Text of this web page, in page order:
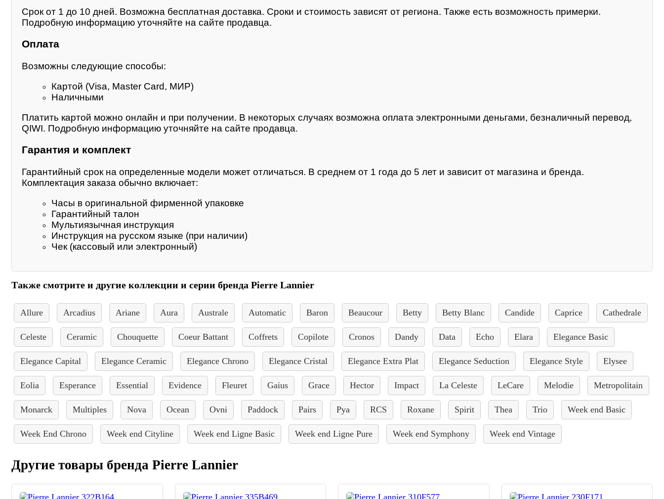
Срок от 1 до 10 дней. Возможна бесплатная доставка. Сроки и стоимость зависят от региона. Также есть возможность примерки.
Подробную информацию уточняйте на сайте продавца.
Оплата
Возможны следующие способы:
Картой (Visa, Master Card, МИР)
Наличными
Платить картой можно онлайн и при получении. В некоторых случаях возможна оплата электронными деньгами, безналичный перевод,
QIWI. Подробную информацию уточняйте на сайте продавца.
Гарантия и комплект
Гарантийный срок на определенные модели может отличаться. В среднем от 1 года до 5 лет и зависит от магазина и бренда.
Комплектация заказа обычно включает:
Часы в оригинальной фирменной упаковке
Гарантийный талон
Мультиязычная инструкция
Инструкция на русском языке (при наличии)
Чек (кассовый или электронный)
Также смотрите и другие коллекции и серии бренда Pierre Lannier
Allure Arcadius Ariane Aura Australe Automatic Baron Beaucour Betty Betty Blanc Candide Caprice Cathedrale
Celeste Ceramic Chouquette Coeur Battant Coffrets Copilote Cronos Dandy Data Echo Elara Elegance Basic
Elegance Capital Elegance Ceramic Elegance Chrono Elegance Cristal Elegance Extra Plat Elegance Seduction Elegance Style Elysee
Eolia Esperance Essential Evidence Fleuret Gaius Grace Hector Impact La Celeste LeCare Melodie Metropolitain
Monarck Multiples Nova Ocean Ovni Paddock Pairs Pya RCS Roxane Spirit Thea Trio Week end Basic
Week End Chrono Week end Cityline Week end Ligne Basic Week end Ligne Pure Week end Symphony Week end Vintage
Другие товары бренда Pierre Lannier